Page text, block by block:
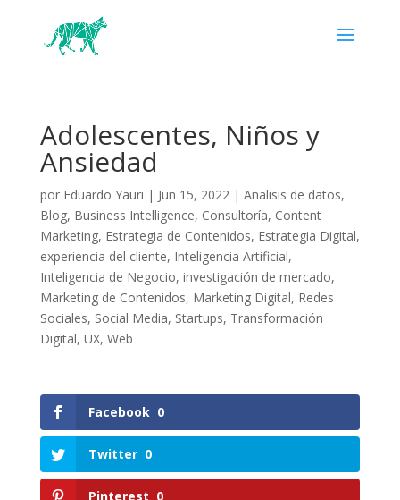
Adolescentes, Niños y
Ansiedad
por Eduardo Yauri | Jun 15, 2022| Analisis de datos,
Blog, Business Intelligence, Consultoría, Content
Marketing, Estrategia de Contenidos, Estrategia Digital,
experiencia del cliente, Inteligencia Artificial,
Inteligencia de Negocio, investigación de mercado,
Marketing de Contenidos, Marketing Digital, Redes
Sociales, Social Media, Startups, Transformación
Digital, UX, Web
Facebook 0
Twitter 0
Pinterest 0